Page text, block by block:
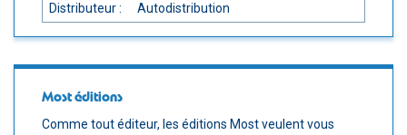
Distributeur :
Autodistribution
Most éditions
Comme tout éditeur, les éditions Most veulent vous